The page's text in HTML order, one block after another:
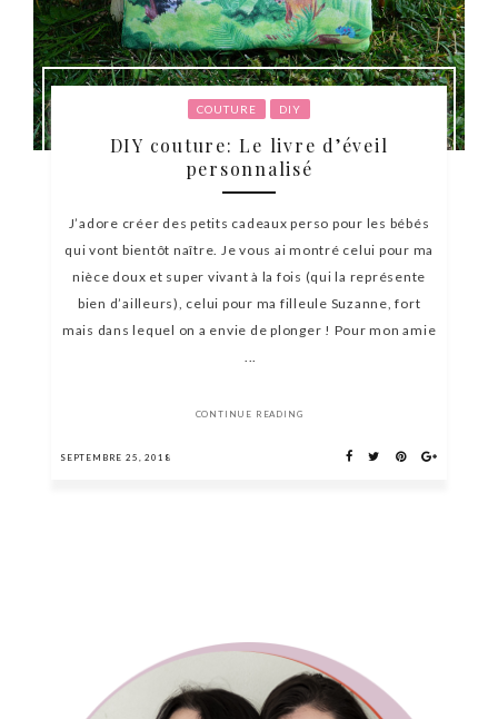
COUTURE DIY
DIY couture: Le livre d’éveil
personnalisé
J’adore créer des petits cadeaux perso pour les bébés
qui vont bientôt naître. Je vous ai montré celui pour ma
nièce doux et super vivant à la fois (qui la représente
bien d’ailleurs), celui pour ma filleule Suzanne, fort
mais dans lequel on a envie de plonger ! Pour mon amie
CONTINUE READING
SEPTEMBRE 25, 2018